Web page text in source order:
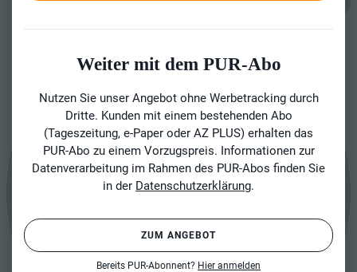
Weiter mit dem PUR-Abo
Nutzen Sie unser Angebot ohne Werbetracking durch
Dritte. Kunden mit einem bestehenden Abo
(Tageszeitung, e-Paper oder AZ PLUS) erhalten das
PUR-Abo zu einem Vorzugspreis. Informationen zur
Datenverarbeitung im Rahmen des PUR-Abos finden Sie
in der Datenschutzerklärung.
ZUM ANGEBOT
Bereits PUR-Abonnent? Hier anmelden